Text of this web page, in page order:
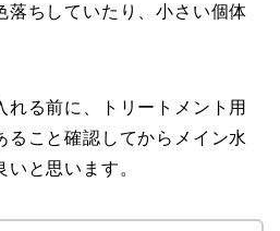
落ちしていたり、小さい個体
れる前に、トリートメント用
ること確認してからメイン水
と思います。